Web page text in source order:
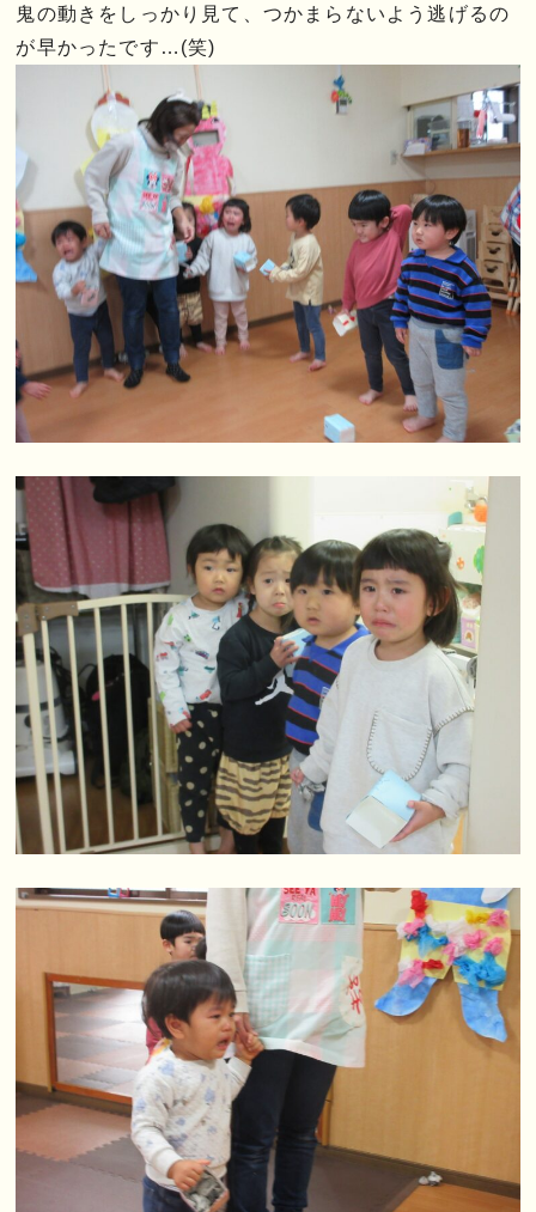
鬼の動きをしっかり見て、つかまらないよう逃げるの
が早かったです…(笑)